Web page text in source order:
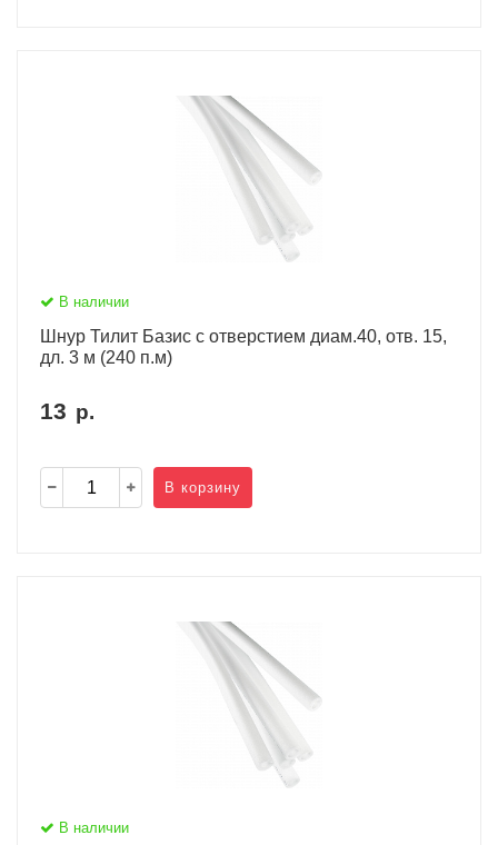
В наличии
Шнур Тилит Базис c отверстием диам.40, отв. 15,
дл. 3 м (240 п.м)
13 р.
В корзину
В наличии